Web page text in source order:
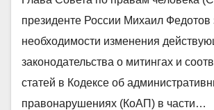
президенте России Михаил Федотов
необходимости изменения
законодательства о митингах и
статей в Кодексе об
правонарушениях (КоАП) в части…